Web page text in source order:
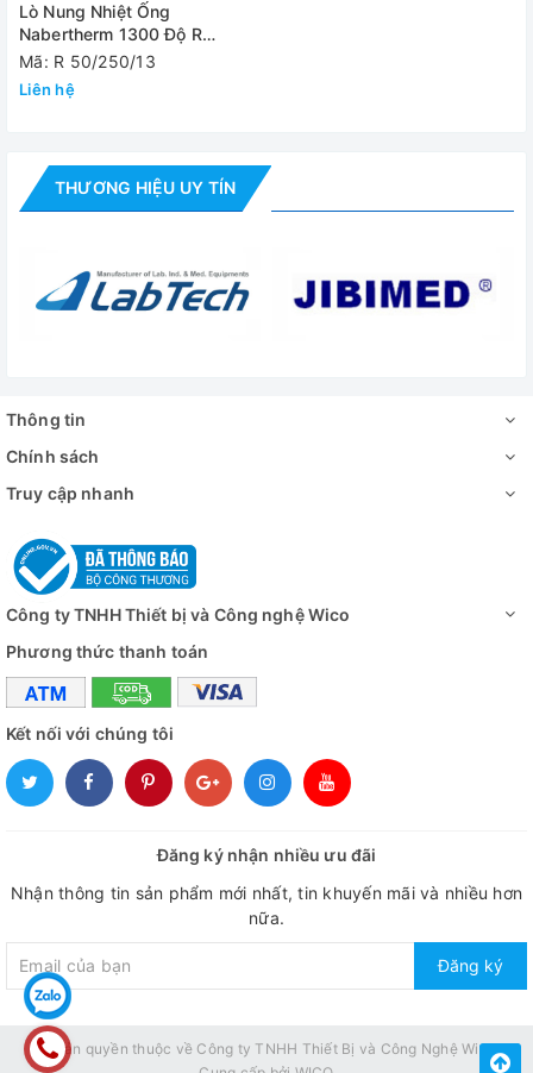
Công suất gia
nhiệt
1.6kW
Nguồn điện
Video - Hình ảnh
Lò Nung Nhiệt Ống
Nabertherm 1300 Độ R
50/250/13
Mã: R 50/250/13
Liên hệ
THƯƠNG HIỆU UY TÍN
Thông tin
Chính sách
Truy cập nhanh
Công ty TNHH Thiết bị và Công nghệ Wico
Phương thức thanh toán
Kết nối với chúng tôi
Đăng ký nhận nhiều ưu đãi
Nhận thông tin sản phẩm mới nhất, tin khuyến mãi và nhiều hơn
nữa.
Đăng ký
© Bản quyền thuộc về Công ty TNHH Thiết Bị và Công Nghệ Wico